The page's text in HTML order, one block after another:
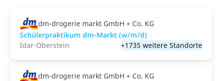
dm-drogerie markt GmbH + Co. KG
Schülerpraktikum dm-Markt (w/m/d)
Idar-Oberstein
+1735 weitere Standorte
dm-drogerie markt GmbH + Co. KG